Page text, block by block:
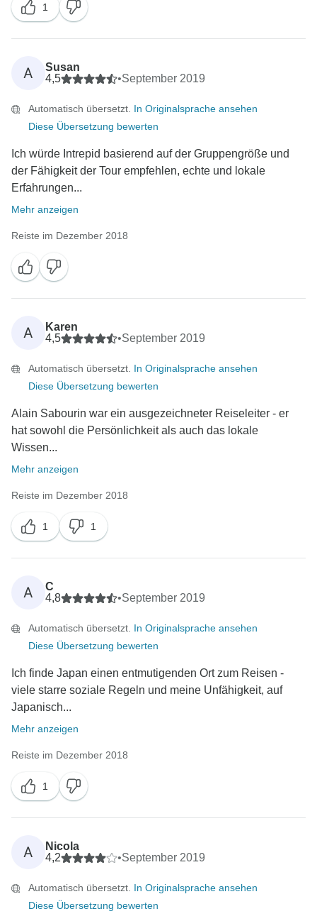
1
A
Susan
4,5
•September 2019
Automatisch übersetzt. In Originalsprache ansehen
Diese Übersetzung bewerten
Ich würde Intrepid basierend auf der Gruppengröße und
der Fähigkeit der Tour empfehlen, echte und lokale
Erfahrungen...
Mehr anzeigen
Reiste im Dezember 2018
A
Karen
4,5
•September 2019
Automatisch übersetzt. In Originalsprache ansehen
Diese Übersetzung bewerten
Alain Sabourin war ein ausgezeichneter Reiseleiter - er
hat sowohl die Persönlichkeit als auch das lokale
Wissen...
Mehr anzeigen
Reiste im Dezember 2018
1 1
A
C
4,8
•September 2019
Automatisch übersetzt. In Originalsprache ansehen
Diese Übersetzung bewerten
Ich finde Japan einen entmutigenden Ort zum Reisen -
viele starre soziale Regeln und meine Unfähigkeit, auf
Japanisch...
Mehr anzeigen
Reiste im Dezember 2018
1
A
Nicola
4,2
•September 2019
Automatisch übersetzt. In Originalsprache ansehen
Diese Übersetzung bewerten